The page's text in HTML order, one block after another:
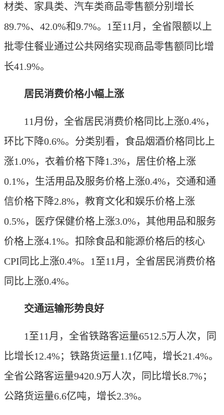
材类、家具类、汽车类商品零售额分别增长
89.7%、42.0%和9.7%。1至11月，全省限额以上
批零住餐业通过公共网络实现商品零售额同比增
长41.9%。
居民消费价格小幅上涨
11月份，全省居民消费价格同比上涨0.4%，
环比下降0.6%。分类别看，食品烟酒价格同比上
涨1.0%，衣着价格下降1.3%，居住价格上涨
0.1%，生活用品及服务价格上涨0.4%，交通和通
信价格下降2.8%，教育文化和娱乐价格上涨
0.5%，医疗保健价格上涨3.0%，其他用品和服务
价格上涨4.1%。扣除食品和能源价格后的核心
CPI同比上涨0.4%。1至11月，全省居民消费价格
同比上涨0.4%。
交通运输形势良好
1至11月，全省铁路客运量6512.5万人次，同
比增长12.4%；铁路货运量1.1亿吨，增长21.4%。
全省公路客运量9420.9万人次，同比增长8.7%；
公路货运量6.6亿吨，增长2.3%。